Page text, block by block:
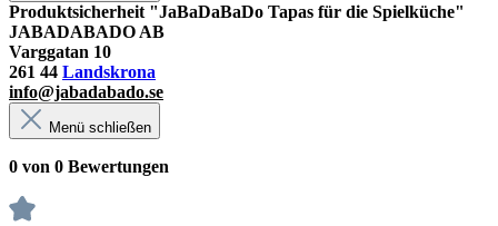
Produktsicherheit "JaBaDaBaDo Tapas für die Spielküche"
JABADABADO AB
Varggatan 10
261 44 Landskrona
info@jabadabado.se
Menü schließen
0 von 0 Bewertungen